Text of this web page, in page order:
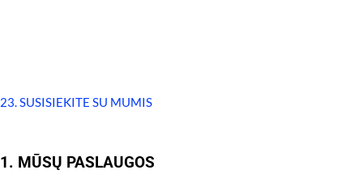
23. SUSISIEKITE SU MUMIS
1. MŪSŲ PASLAUGOS